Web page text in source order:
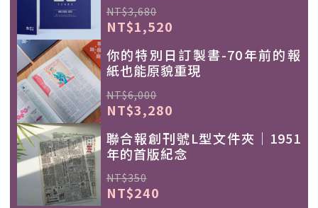
NT$3,680
NT$1,520
你的特別日訂製書-70年前的報
紙也能原貌重現
NT$6,000
NT$3,280
聯合報創刊號L型文件夾｜1951
年的首版紀念
NT$350
NT$240